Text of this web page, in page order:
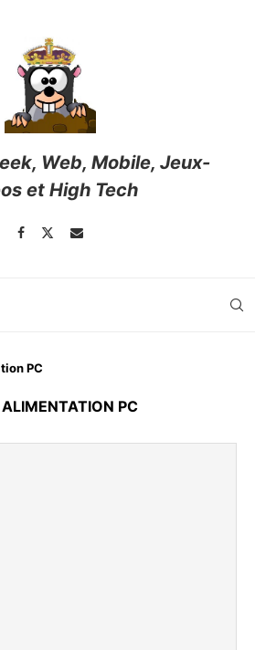
Web, Mobile, Jeux-
et High Tech
PC
ALIMENTATION PC